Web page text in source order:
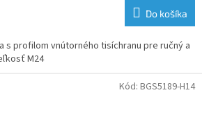
Do košíka
s profilom vnútorného tisíchranu pre ručný a
M24
Kód: BGS5189-H14